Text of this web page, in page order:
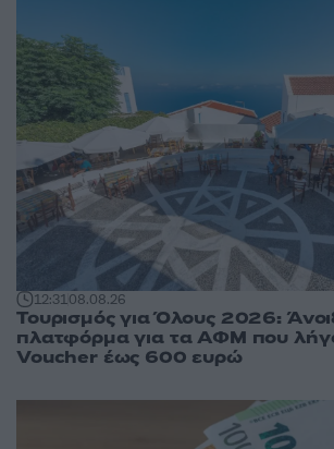
12:3108.08.26
Τουρισμός για Όλους 2026:
πλατφόρμα για τα ΑΦΜ που
Voucher έως 600 ευρώ